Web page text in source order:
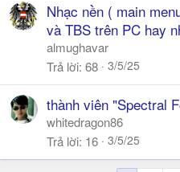
Nhạc nền ( main
và TBS trên PC hay
almughavar
Trả lời 68 3/5/25
thành viên "Spectral
whitedragon86
Trả lời 16 3/5/25